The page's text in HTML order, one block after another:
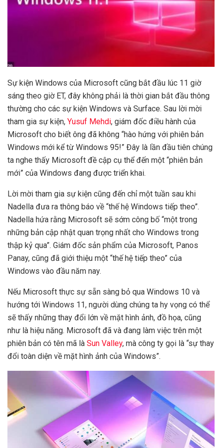
Sự kiện Windows của Microsoft cũng bắt đầu lúc 11 giờ
sáng theo giờ ET, đây không phải là thời gian bắt đầu thông
thường cho các sự kiện Windows và Surface. Sau lời mời
tham gia sự kiện, Yusuf Mehdi, giám đốc điều hành của
Microsoft cho biết ông đã không “hào hứng với phiên bản
Windows mới kể từ Windows 95!” Đây là lần đầu tiên chúng
ta nghe thấy Microsoft đề cập cụ thể đến một “phiên bản
mới” của Windows đang được triển khai.
Lời mời tham gia sự kiện cũng đến chỉ một tuần sau khi
Nadella đưa ra thông báo về “thế hệ Windows tiếp theo”.
Nadella hứa rằng Microsoft sẽ sớm công bố “một trong
những bản cập nhật quan trọng nhất cho Windows trong
thập kỷ qua”. Giám đốc sản phẩm của Microsoft, Panos
Panay, cũng đã giới thiệu một “thế hệ tiếp theo” của
Windows vào đầu năm nay.
Nếu Microsoft thực sự sẵn sàng bỏ qua Windows 10 và
hướng tới Windows 11, người dùng chúng ta hy vọng có thể
sẽ thấy những thay đổi lớn về mặt hình ảnh, đồ họa, cũng
như là hiệu năng. Microsoft đã và đang làm việc trên một
phiên bản có tên mã là Sun Valley, mà công ty gọi là “sự thay
đổi toàn diện về mặt hình ảnh của Windows”.